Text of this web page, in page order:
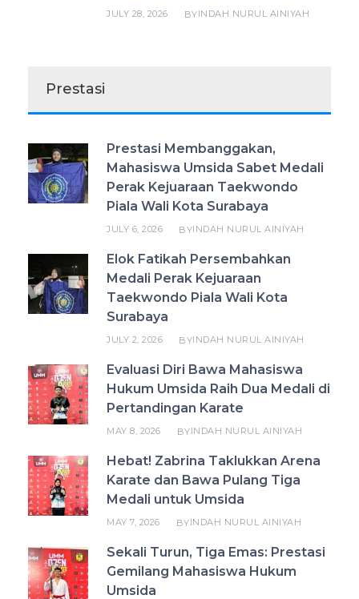
JULY 28, 2026 BYINDAH NURUL AINIYAH
Prestasi
Prestasi Membanggakan,
Mahasiswa Umsida Sabet Medali
Perak Kejuaraan Taekwondo
Piala Wali Kota Surabaya
JULY 6, 2026 BYINDAH NURUL AINIYAH
Elok Fatikah Persembahkan
Medali Perak Kejuaraan
Taekwondo Piala Wali Kota
Surabaya
JULY 2, 2026 BYINDAH NURUL AINIYAH
Evaluasi Diri Bawa Mahasiswa
Hukum Umsida Raih Dua Medali di
Pertandingan Karate
MAY 8, 2026 BYINDAH NURUL AINIYAH
Hebat! Zabrina Taklukkan Arena
Karate dan Bawa Pulang Tiga
Medali untuk Umsida
MAY 7, 2026 BYINDAH NURUL AINIYAH
Sekali Turun, Tiga Emas: Prestasi
Gemilang Mahasiswa Hukum
Umsida